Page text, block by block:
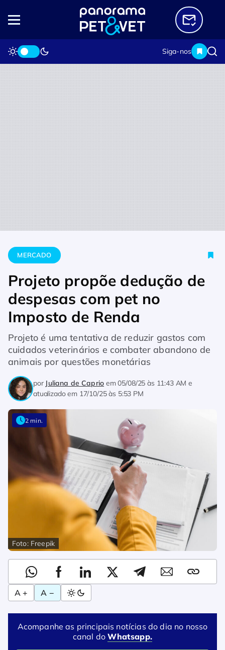
Siga-nos
Home Mercado Projeto propõe dedução de despesas com
MERCADO
Projeto propõe dedução de
despesas com pet no
Imposto de Renda
Projeto é uma tentativa de reduzir gastos com
cuidados veterinários e combater abandono de
animais por questões monetárias
por Juliana de Caprio em05/08/25 às 11:43 AM e
atualizado em 17/10/25 às 5:53 PM
Foto: Freepik
2 min.
A + A −
Acompanhe as principais notícias do dia no nosso
canal doWhatsapp.